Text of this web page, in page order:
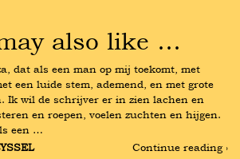
also like …
dat als een man op mij toekomt, met
een luide stem, ademend, en met grote
Ik wil de schrijver er in zien lachen en
en roepen, voelen zuchten en hijgen.
een …
Continue reading ›